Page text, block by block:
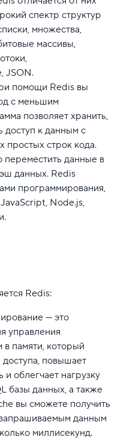
спектр структур
множества,
массивы,
JSON.
помощи Redis вы
с меньшим
позволяет хранить,
доступ к данным с
простых строк кода.
данные в
данных. Redis
программирования,
Node.js,
Redis:
— это
управления
памяти, который
повышает
облегчает нагрузку
базы данных, а также
вы сможете получить
данным
миллисекунд.